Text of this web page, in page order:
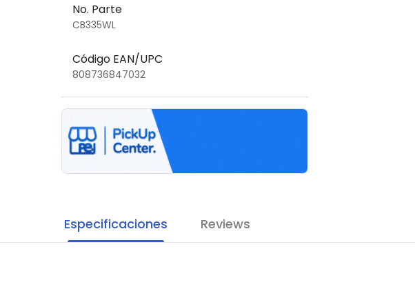
No. Parte
CB335WL
Código EAN/UPC
808736847032
Especificaciones Reviews